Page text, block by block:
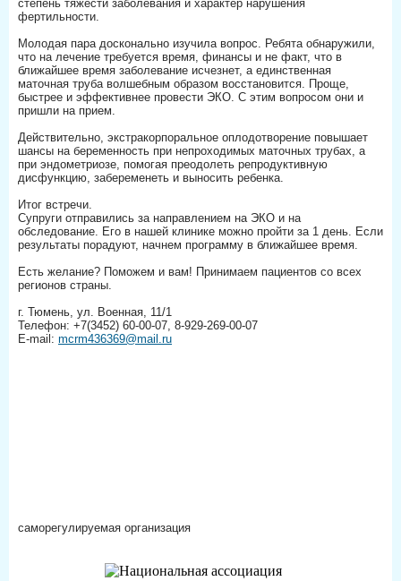
саморегулируемая организация
степень тяжести заболевания и характер нарушения
фертильности.
Молодая пара досконально изучила вопрос. Ребята обнаружили,
что на лечение требуется время, финансы и не факт, что в
ближайшее время заболевание исчезнет, а единственная
маточная труба волшебным образом восстановится. Проще,
быстрее и эффективнее провести ЭКО. С этим вопросом они и
пришли на прием.
Действительно, экстракорпоральное оплодотворение повышает
шансы на беременность при непроходимых маточных трубах, а
при эндометриозе, помогая преодолеть репродуктивную
дисфункцию, забеременеть и выносить ребенка.
Итог встречи.
Супруги отправились за направлением на ЭКО и на
обследование. Его в нашей клинике можно пройти за 1 день. Если
результаты порадуют, начнем программу в ближайшее время.
Есть желание? Поможем и вам! Принимаем пациентов со всех
регионов страны.
г. Тюмень, ул. Военная, 11/1
Телефон: +7(3452) 60-00-07, 8-929-269-00-07
E-mail: mcrm436369@mail.ru